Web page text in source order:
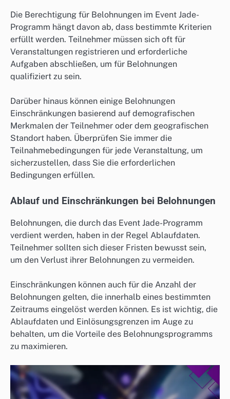
Die Berechtigung für Belohnungen im Event Jade-
Programm hängt davon ab, dass bestimmte Kriterien
erfüllt werden. Teilnehmer müssen sich oft für
Veranstaltungen registrieren und erforderliche
Aufgaben abschließen, um für Belohnungen
qualifiziert zu sein.
Darüber hinaus können einige Belohnungen
Einschränkungen basierend auf demografischen
Merkmalen der Teilnehmer oder dem geografischen
Standort haben. Überprüfen Sie immer die
Teilnahmebedingungen für jede Veranstaltung, um
sicherzustellen, dass Sie die erforderlichen
Bedingungen erfüllen.
Ablauf und Einschränkungen bei Belohnungen
Belohnungen, die durch das Event Jade-Programm
verdient werden, haben in der Regel Ablaufdaten.
Teilnehmer sollten sich dieser Fristen bewusst sein,
um den Verlust ihrer Belohnungen zu vermeiden.
Einschränkungen können auch für die Anzahl der
Belohnungen gelten, die innerhalb eines bestimmten
Zeitraums eingelöst werden können. Es ist wichtig, die
Ablaufdaten und Einlösungsgrenzen im Auge zu
behalten, um die Vorteile des Belohnungsprogramms
zu maximieren.